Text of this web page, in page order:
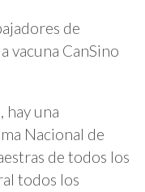
de
vacuna CanSino
hay una
Nacional de
de todos los
todos los